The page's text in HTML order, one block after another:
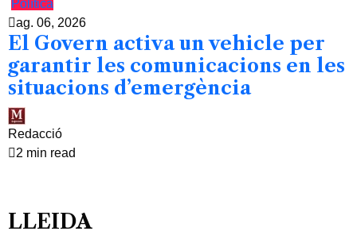
Política
ag. 06, 2026
El Govern activa un vehicle per
garantir les comunicacions en les
situacions d’emergència
Redacció
2 min read
LLEIDA